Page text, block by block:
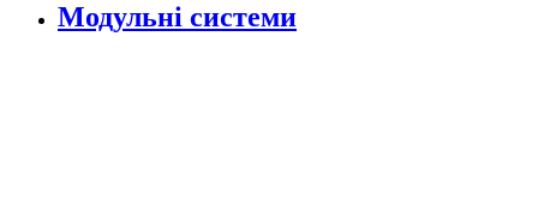
Модульні системи